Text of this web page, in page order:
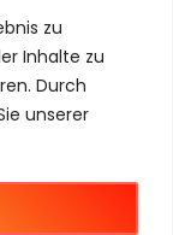
zu
Inhalte zu
Durch
unserer